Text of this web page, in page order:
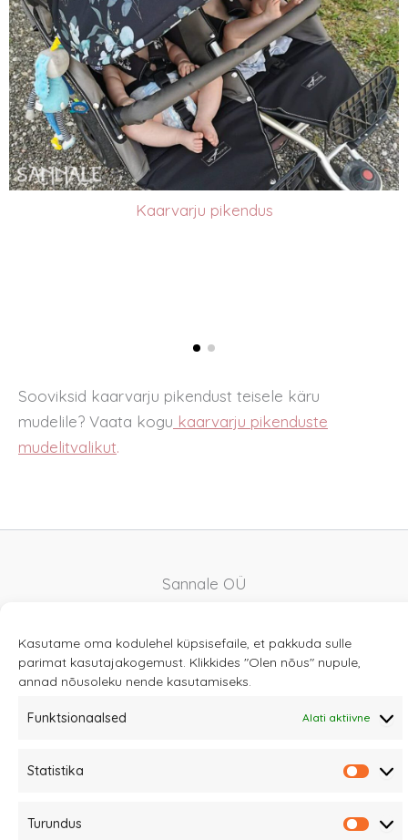
Kasutame oma kodulehel küpsisefaile, et pakkuda sulle
parimat kasutajakogemust. Klikkides "Olen nõus" nupule,
annad nõusoleku nende kasutamiseks.
Funktsionaalsed Alati aktiivne
Statistika
Turundus
Kaarvarju pikendus
Sooviksid kaarvarju pikendust teisele käru
mudelile? Vaata kogu kaarvarju pikenduste
mudelitvalikut.
Sannale OÜ
Rüütli 4, Tallinn
sannale@sannale.ee